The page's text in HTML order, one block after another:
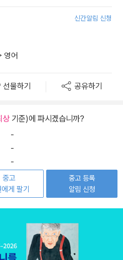
신간알림 신청
영어
선물하기 공유하기
상기준)에 파시겠습니까?
-
-
-
중고
게 팔기
중고 등록
알림 신청